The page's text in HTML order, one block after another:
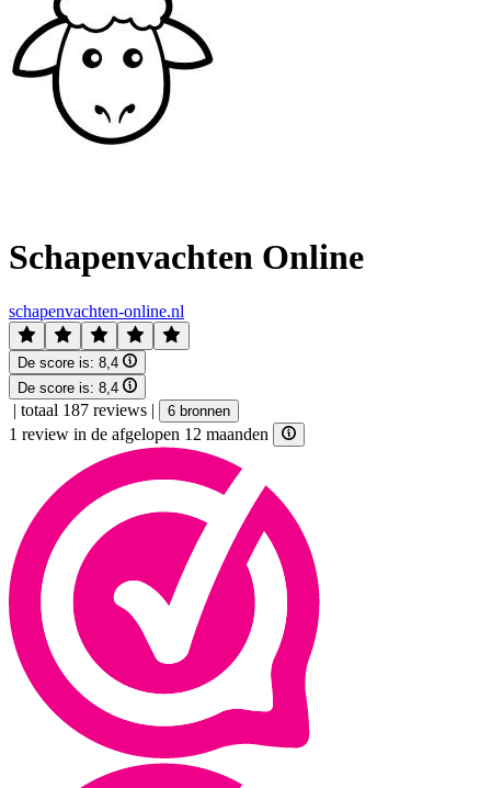
Schapenvachten Online
schapenvachten-online.nl
De score is: 8,4
De score is: 8,4
| totaal 187 reviews | 6 bronnen
1 review in de afgelopen 12 maanden